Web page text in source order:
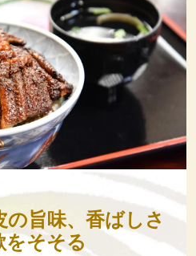
旨味、香ばしさ
をそそる